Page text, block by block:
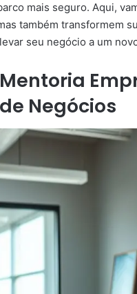
mais seguro. Aqui,
também transformem
seu negócio a um
Negócios